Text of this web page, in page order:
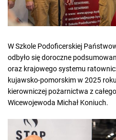
W Szkole Podoficerskiej
odbyło się doroczne
oraz krajowego systemu
kujawsko-pomorskim w 2025
kierowniczej pożarnictwa z
Wicewojewoda Michał Koniuch.